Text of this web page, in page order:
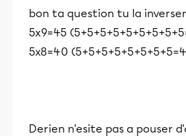
bon ta question tu la
5x9=45
5x8=40
Derien n'esite pas a pouser